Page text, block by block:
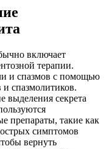
включает
терапии.
и спазмов с помощью
спазмолитиков.
выделения секрета
препараты, такие как
симптомов
вернуть